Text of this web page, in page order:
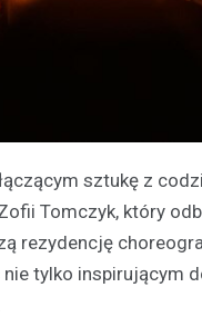
sztukę z
Tomczyk, który
rezydencję
tylko inspirującym